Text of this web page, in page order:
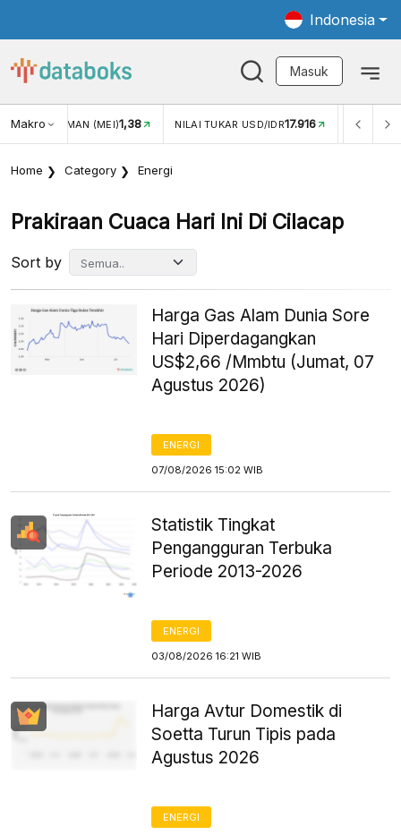
Indonesia
Masuk
MakroWISMAN (MEI)1,38 NILAI TUKAR USD/IDR17.916 INFLASI
Home Category Energi
Prakiraan Cuaca Hari Ini Di Cilacap
Sort by
Harga Gas Alam Dunia Sore
Hari Diperdagangkan
US$2,66 /Mmbtu (Jumat, 07
Agustus 2026)
ENERGI
07/08/2026 15:02 WIB
Statistik Tingkat
Pengangguran Terbuka
Periode 2013-2026
ENERGI
03/08/2026 16:21 WIB
Harga Avtur Domestik di
Soetta Turun Tipis pada
Agustus 2026
ENERGI